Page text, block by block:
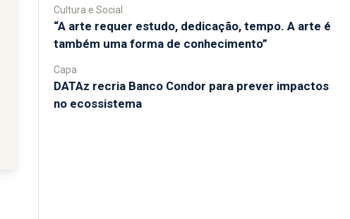
Cultura e Social
“A arte requer estudo, dedicação, tempo. A arte é
também uma forma de conhecimento”
Capa
DATAz recria Banco Condor para prever impactos
no ecossistema